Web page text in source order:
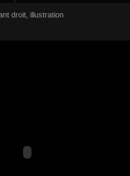
droit, illustration